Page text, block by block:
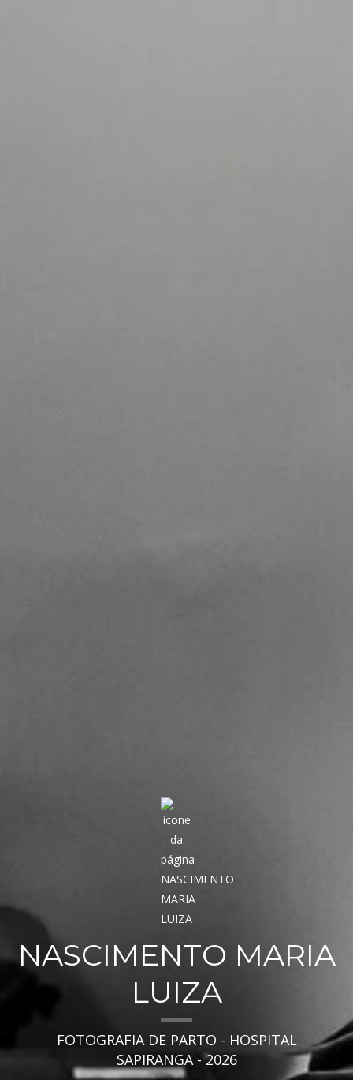
NASCIMENTO MARIA
LUIZA
FOTOGRAFIA DE PARTO - HOSPITAL
SAPIRANGA - 2026